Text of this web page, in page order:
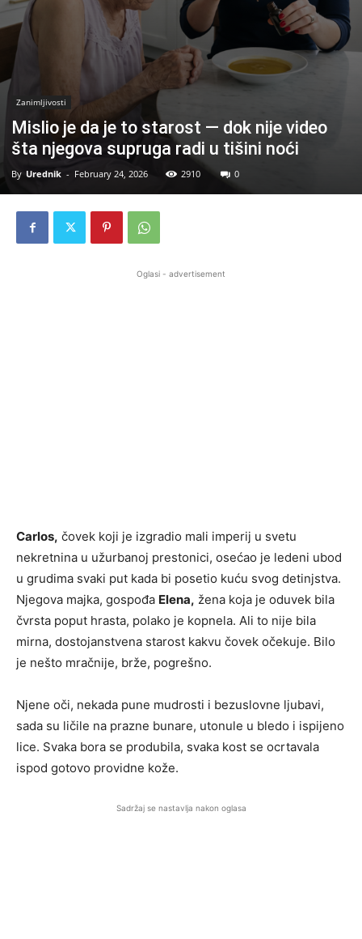
Zanimljivosti
Mislio je da je to starost — dok nije video
šta njegova supruga radi u tišini noći
By Urednik - February 24, 2026 2910 0
Oglasi - advertisement
Carlos, čovek koji je izgradio mali imperij u svetu
nekretnina u užurbanoj prestonici, osećao je ledeni ubod
u grudima svaki put kada bi posetio kuću svog detinjstva.
Njegova majka, gospođa Elena, žena koja je oduvek bila
čvrsta poput hrasta, polako je kopnela. Ali to nije bila
mirna, dostojanstvena starost kakvu čovek očekuje. Bilo
je nešto mračnije, brže, pogrešno.
Njene oči, nekada pune mudrosti i bezuslovne ljubavi,
sada su ličile na prazne bunare, utonule u bledo i ispijeno
lice. Svaka bora se produbila, svaka kost se ocrtavala
ispod gotovo providne kože.
Sadržaj se nastavlja nakon oglasa